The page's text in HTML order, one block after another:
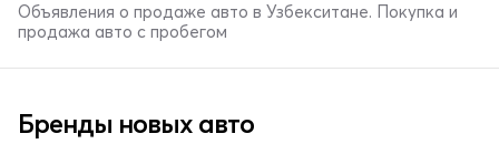
Объявления о продаже авто в Узбекситане. Покупка и
продажа авто с пробегом
Бренды новых авто